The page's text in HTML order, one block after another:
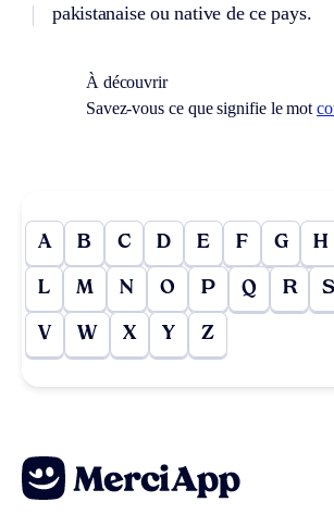
pakistanaise ou native de ce pays.
À découvrir
Savez-vous ce que signifie le mot
A B C D E F G H
L M N O P Q R S
V W X Y Z